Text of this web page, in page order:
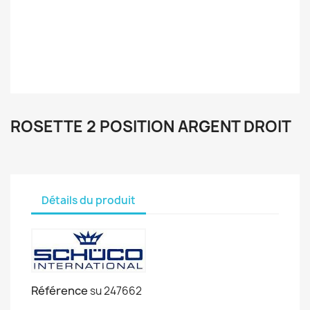
ROSETTE 2 POSITION ARGENT DROIT
Détails du produit
Référencesu 247662